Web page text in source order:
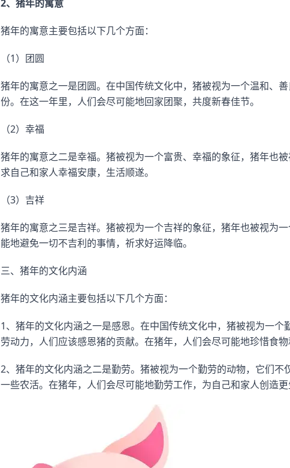
2、猪年的寓意
猪年的寓意主要包括以下几个方面：
（1）团圆
猪年的寓意之一是团圆。在中国传统文化中，猪被视为一个温和、
份。在这一年里，人们会尽可能地回家团聚，共度新春佳节。
（2）幸福
猪年的寓意之二是幸福。猪被视为一个富贵、幸福的象征，猪年也
求自己和家人幸福安康，生活顺遂。
（3）吉祥
猪年的寓意之三是吉祥。猪被视为一个吉祥的象征，猪年也被视为
能地避免一切不吉利的事情，祈求好运降临。
三、猪年的文化内涵
猪年的文化内涵主要包括以下几个方面：
1、猪年的文化内涵之一是感恩。在中国传统文化中，猪被视为一
劳动力，人们应该感恩猪的贡献。在猪年，人们会尽可能地珍惜食物
2、猪年的文化内涵之二是勤劳。猪被视为一个勤劳的动物，它们
一些农活。在猪年，人们会尽可能地勤劳工作，为自己和家人创造更